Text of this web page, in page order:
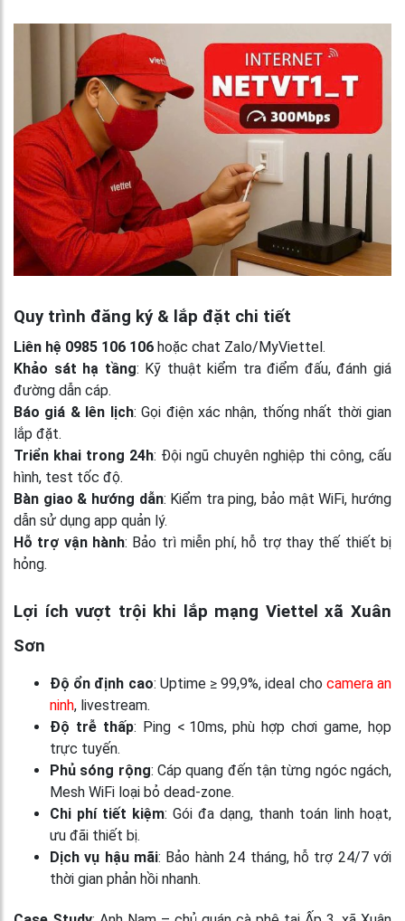
Quy trình đăng ký & lắp đặt chi tiết
Liên hệ 0985 106 106 hoặc chat Zalo/MyViettel.
Khảo sát hạ tầng: Kỹ thuật kiểm tra điểm đấu, đánh giá
đường dẫn cáp.
Báo giá & lên lịch: Gọi điện xác nhận, thống nhất thời gian
lắp đặt.
Triển khai trong 24h: Đội ngũ chuyên nghiệp thi công, cấu
hình, test tốc độ.
Bàn giao & hướng dẫn: Kiểm tra ping, bảo mật WiFi, hướng
dẫn sử dụng app quản lý.
Hỗ trợ vận hành: Bảo trì miễn phí, hỗ trợ thay thế thiết bị
hỏng.
Lợi ích vượt trội khi lắp mạng Viettel xã Xuân
Sơn
Độ ổn định cao: Uptime ≥ 99,9%, ideal cho camera an
ninh, livestream.
Độ trễ thấp: Ping < 10ms, phù hợp chơi game, họp
trực tuyến.
Phủ sóng rộng: Cáp quang đến tận từng ngóc ngách,
Mesh WiFi loại bỏ dead‑zone.
Chi phí tiết kiệm: Gói đa dạng, thanh toán linh hoạt,
ưu đãi thiết bị.
Dịch vụ hậu mãi: Bảo hành 24 tháng, hỗ trợ 24/7 với
thời gian phản hồi nhanh.